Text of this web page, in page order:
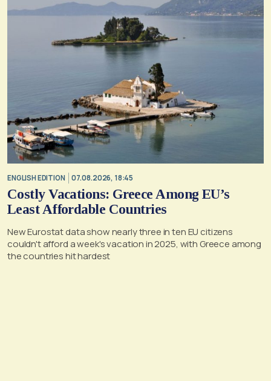
ENGLISH EDITION 07.08.2026, 18:45
Costly Vacations: Greece Among EU’s
Least Affordable Countries
New Eurostat data show nearly three in ten EU citizens
couldn't afford a week's vacation in 2025, with Greece among
the countries hit hardest